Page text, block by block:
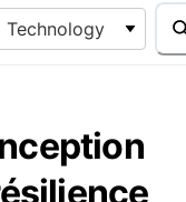
Technology